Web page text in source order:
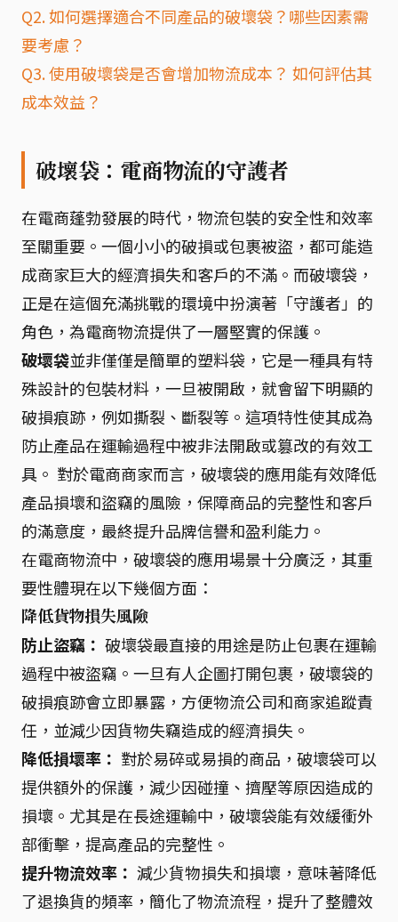
Q2. 如何選擇適合不同產品的破壞袋？哪些因素需
要考慮？
Q3. 使用破壞袋是否會增加物流成本？ 如何評估其
成本效益？
破壞袋：電商物流的守護者
在電商蓬勃發展的時代，物流包裝的安全性和效率
至關重要。一個小小的破損或包裹被盜，都可能造
成商家巨大的經濟損失和客戶的不滿。而破壞袋，
正是在這個充滿挑戰的環境中扮演著「守護者」的
角色，為電商物流提供了一層堅實的保護。
破壞袋並非僅僅是簡單的塑料袋，它是一種具有特
殊設計的包裝材料，一旦被開啟，就會留下明顯的
破損痕跡，例如撕裂、斷裂等。這項特性使其成為
防止產品在運輸過程中被非法開啟或篡改的有效工
具。 對於電商商家而言，破壞袋的應用能有效降低
產品損壞和盜竊的風險，保障商品的完整性和客戶
的滿意度，最終提升品牌信譽和盈利能力。
在電商物流中，破壞袋的應用場景十分廣泛，其重
要性體現在以下幾個方面：
降低貨物損失風險
防止盜竊： 破壞袋最直接的用途是防止包裹在運輸
過程中被盜竊。一旦有人企圖打開包裹，破壞袋的
破損痕跡會立即暴露，方便物流公司和商家追蹤責
任，並減少因貨物失竊造成的經濟損失。
降低損壞率： 對於易碎或易損的商品，破壞袋可以
提供額外的保護，減少因碰撞、擠壓等原因造成的
損壞。尤其是在長途運輸中，破壞袋能有效緩衝外
部衝擊，提高產品的完整性。
提升物流效率： 減少貨物損失和損壞，意味著降低
了退換貨的頻率，簡化了物流流程，提升了整體效